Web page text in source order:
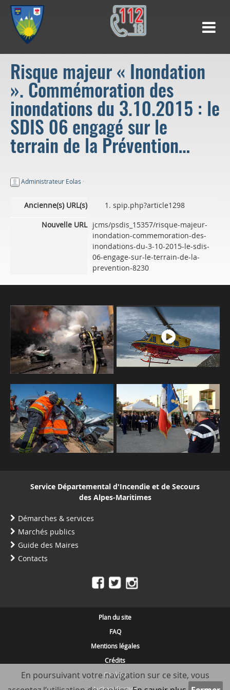
Risque majeur « Inondation
». Commémoration des
inondations du 3.10.2015 : le
SDIS 06 engagé sur le
terrain de la Prévention…
Administrateur Eolas ·
Ancienne(s) URL(s)
spip.php?article1298
Nouvelle URL jcms/psdis_15357/risque-majeur-
inondation-commemoration-des-
inondations-du-3-10-2015-le-sdis-
06-engage-sur-le-terrain-de-la-
prevention-8230
Service Départemental d'Incendie et de Secours
des Alpes-Maritimes
Démarches & services
Marchés publics
Guide des Maires
Contacts
Plan du site
FAQ
Mentions légales
Crédits
Cookies
En poursuivant votre navigation sur ce site, vous